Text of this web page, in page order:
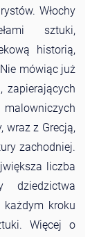
Włochy
sztuki,
historią,
mówiąc już
zapierających
wraz z Grecją,
zachodniej.
liczba
każdym kroku
Więcej o